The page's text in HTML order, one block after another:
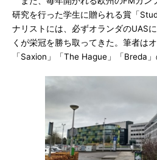
研究を行った学生に贈られる賞「
ナリストには、必ずオランダのUAS
くが栄冠を勝ち取ってきた。筆者は
「Saxion」「The Hague」「Breda